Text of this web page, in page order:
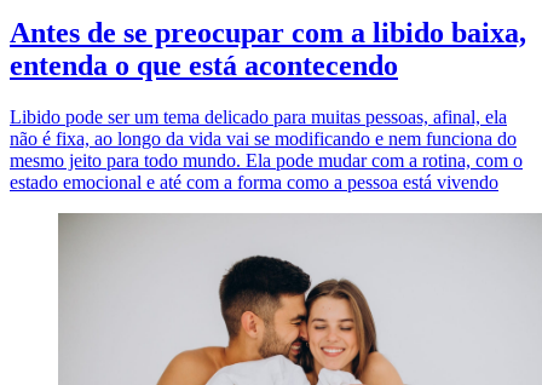
Antes de se preocupar com a libido baixa,
entenda o que está acontecendo
Libido pode ser um tema delicado para muitas pessoas, afinal, ela
não é fixa, ao longo da vida vai se modificando e nem funciona do
mesmo jeito para todo mundo. Ela pode mudar com a rotina, com o
estado emocional e até com a forma como a pessoa está vivendo